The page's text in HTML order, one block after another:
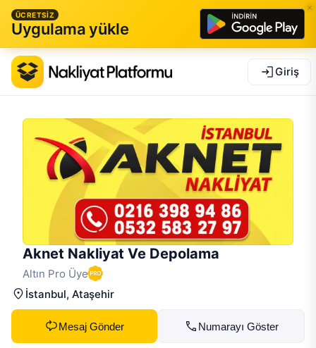
ÜCRETSİZ
Uygulama yükle
Giriş
Aknet Nakliyat Ve Depolama
Altın Pro Üye
İstanbul, Ataşehir
Mesaj Gönder Numarayı Göster